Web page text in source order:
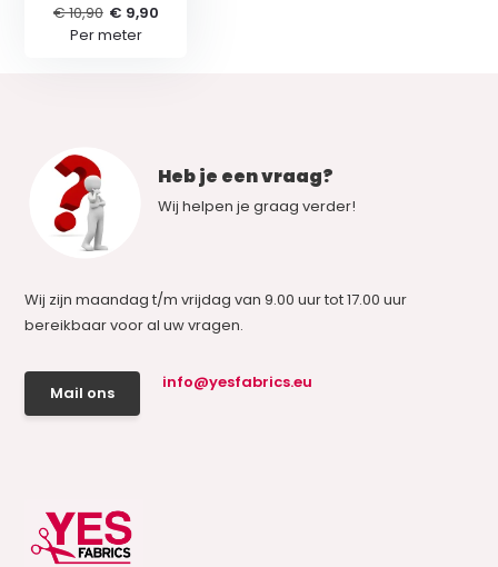
€ 10,90 € 9,90
Per meter
Heb je een vraag?
Wij helpen je graag verder!
Wij zijn maandag t/m vrijdag van 9.00 uur tot 17.00 uur
bereikbaar voor al uw vragen.
Mail ons
info@yesfabrics.eu